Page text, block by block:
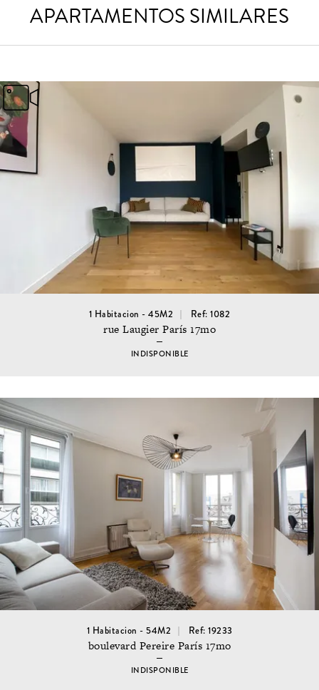
APARTAMENTOS SIMILARES
1 Habitacion - 45M2 Ref: 1082
rue Laugier París 17mo
INDISPONIBLE
1 Habitacion - 54M2 Ref: 19233
boulevard Pereire París 17mo
INDISPONIBLE